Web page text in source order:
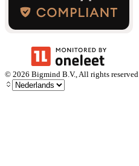
© 2026 Bigmind B.V., All rights reserved